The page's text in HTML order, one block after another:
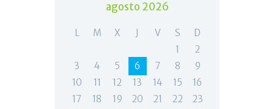
agosto 2026
L M X V S
D
1
2
3
4 5 6 7 8
9
10
11 12 13 14 15
16
17
18 19 20 21 22
23